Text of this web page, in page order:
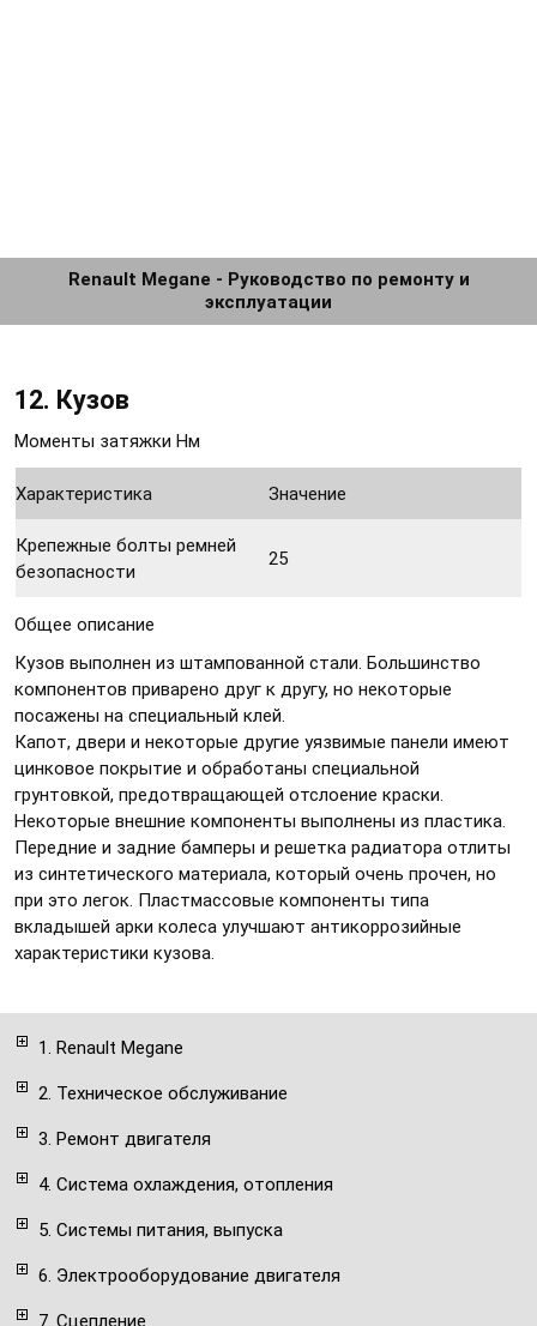
Renault Megane - Руководство по ремонту и
эксплуатации
1. Renault Megane
2. Техническое обслуживание
3. Ремонт двигателя
4. Система охлаждения, отопления
5. Системы питания, выпуска
6. Электрооборудование двигателя
7. Сцепление
12. Кузов
Моменты затяжки Нм
Характеристика Значение
Крепежные болты ремней
безопасности
25
Общее описание
Кузов выполнен из штампованной стали. Большинство
компонентов приварено друг к другу, но некоторые
посажены на специальный клей.
Капот, двери и некоторые другие уязвимые панели имеют
цинковое покрытие и обработаны специальной
грунтовкой, предотвращающей отслоение краски.
Некоторые внешние компоненты выполнены из пластика.
Передние и задние бамперы и решетка радиатора отлиты
из синтетического материала, который очень прочен, но
при это легок. Пластмассовые компоненты типа
вкладышей арки колеса улучшают антикоррозийные
характеристики кузова.